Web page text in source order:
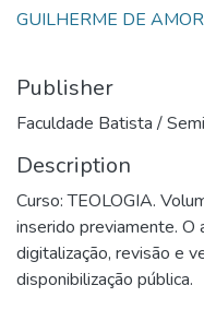
GUILHERME DE
Publisher
Faculdade Batista /
Description
Curso: TEOLOGIA.
inserido previamente. O
digitalização, revisão e
disponibilização pública.